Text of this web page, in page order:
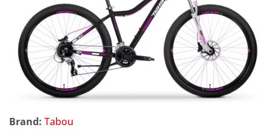
Brand: Tabou